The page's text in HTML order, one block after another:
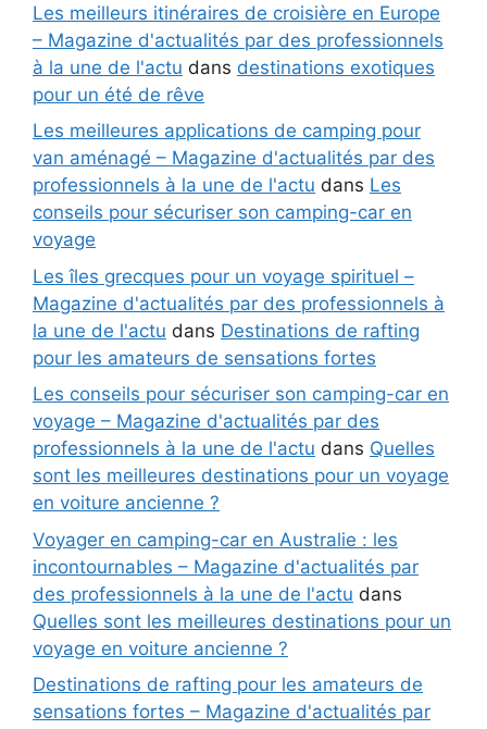
Les meilleurs itinéraires de croisière en Europe
– Magazine d'actualités par des professionnels
à la une de l'actu dans destinations exotiques
pour un été de rêve
Les meilleures applications de camping pour
van aménagé – Magazine d'actualités par des
professionnels à la une de l'actu dans Les
conseils pour sécuriser son camping-car en
voyage
Les îles grecques pour un voyage spirituel –
Magazine d'actualités par des professionnels à
la une de l'actu dans Destinations de rafting
pour les amateurs de sensations fortes
Les conseils pour sécuriser son camping-car en
voyage – Magazine d'actualités par des
professionnels à la une de l'actu dans Quelles
sont les meilleures destinations pour un voyage
en voiture ancienne ?
Voyager en camping-car en Australie : les
incontournables – Magazine d'actualités par
des professionnels à la une de l'actu dans
Quelles sont les meilleures destinations pour un
voyage en voiture ancienne ?
Destinations de rafting pour les amateurs de
sensations fortes – Magazine d'actualités par